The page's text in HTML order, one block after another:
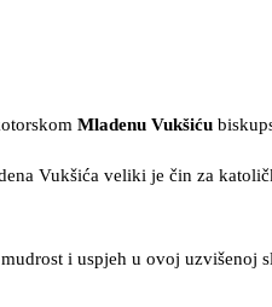
Mladenu Vukšiću
Vukšića veliki je čin za
i uspjeh u ovoj uzvišenoj